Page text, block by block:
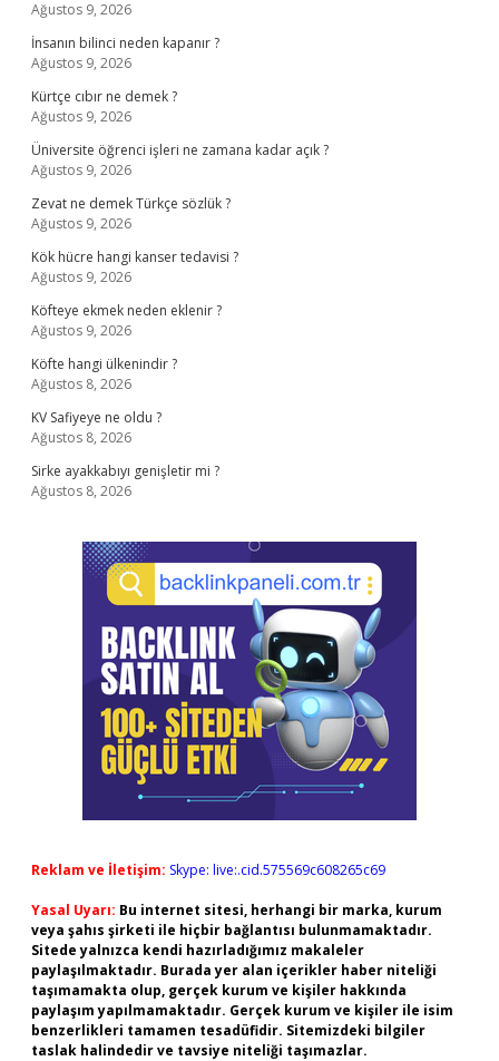
Ağustos 9, 2026
İnsanın bilinci neden kapanır ?
Ağustos 9, 2026
Kürtçe cıbır ne demek ?
Ağustos 9, 2026
Üniversite öğrenci işleri ne zamana kadar açık ?
Ağustos 9, 2026
Zevat ne demek Türkçe sözlük ?
Ağustos 9, 2026
Kök hücre hangi kanser tedavisi ?
Ağustos 9, 2026
Köfteye ekmek neden eklenir ?
Ağustos 9, 2026
Köfte hangi ülkenindir ?
Ağustos 8, 2026
KV Safiyeye ne oldu ?
Ağustos 8, 2026
Sirke ayakkabıyı genişletir mi ?
Ağustos 8, 2026
Reklam ve İletişim: Skype: live:.cid.575569c608265c69
Yasal Uyarı: Bu internet sitesi, herhangi bir marka, kurum
veya şahıs şirketi ile hiçbir bağlantısı bulunmamaktadır.
Sitede yalnızca kendi hazırladığımız makaleler
paylaşılmaktadır. Burada yer alan içerikler haber niteliği
taşımamakta olup, gerçek kurum ve kişiler hakkında
paylaşım yapılmamaktadır. Gerçek kurum ve kişiler ile isim
benzerlikleri tamamen tesadüfidir. Sitemizdeki bilgiler
taslak halindedir ve tavsiye niteliği taşımazlar.